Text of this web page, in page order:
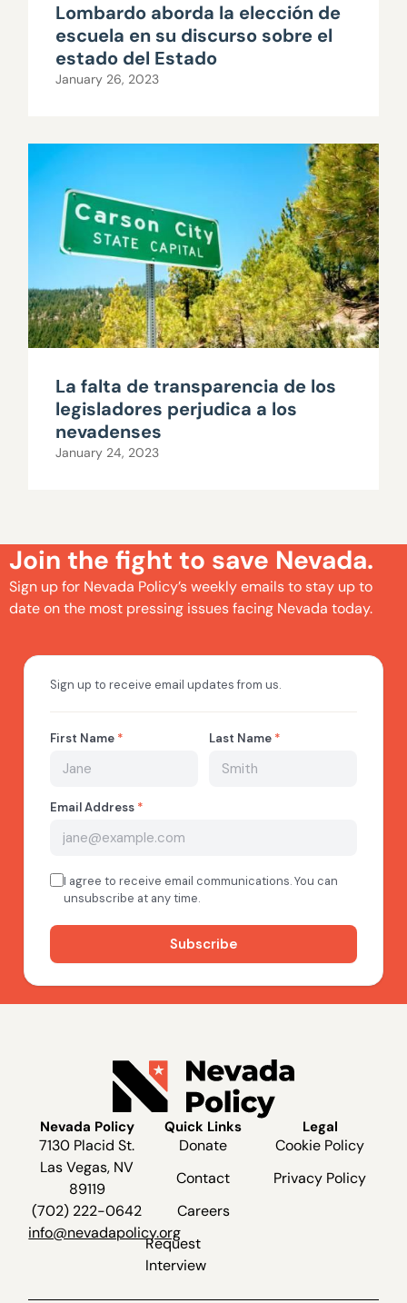
Lombardo aborda la elección de
escuela en su discurso sobre el
estado del Estado
January 26, 2023
La falta de transparencia de los
legisladores perjudica a los
nevadenses
January 24, 2023
Join the fight to save Nevada.
Sign up for Nevada Policy’s weekly emails to stay up to
date on the most pressing issues facing Nevada today.
Nevada Policy
7130 Placid St.
Las Vegas, NV
89119
(702) 222-0642
info@nevadapolicy.org
Quick Links
Donate
Contact
Careers
Request
Interview
Legal
Cookie Policy
Privacy Policy